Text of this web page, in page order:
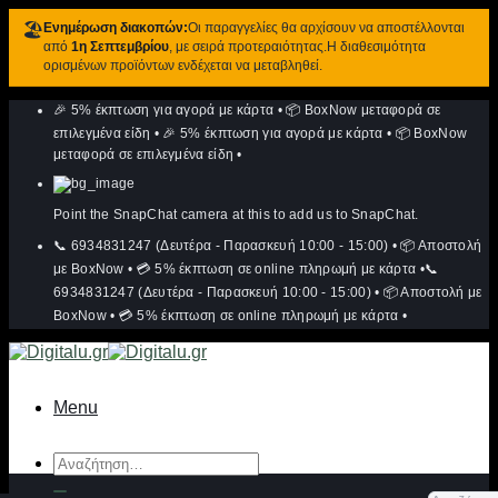
🏖️ Ενημέρωση διακοπών:Οι παραγγελίες θα αρχίσουν να αποστέλλονται
από 1η Σεπτεμβρίου, με σειρά προτεραιότητας.Η διαθεσιμότητα
ορισμένων προϊόντων ενδέχεται να μεταβληθεί.
περιεχόμενο
🎉 5% έκπτωση για αγορά με κάρτα • 📦 BoxNow μεταφορά σε
επιλεγμένα είδη • 🎉 5% έκπτωση για αγορά με κάρτα • 📦 BoxNow
μεταφορά σε επιλεγμένα είδη •
Point the SnapChat camera at this to add us to SnapChat.
📞 6934831247 (Δευτέρα - Παρασκευή 10:00 - 15:00) • 📦 Αποστολή
με BoxNow • 💳 5% έκπτωση σε online πληρωμή με κάρτα •📞
6934831247 (Δευτέρα - Παρασκευή 10:00 - 15:00) • 📦 Αποστολή με
BoxNow • 💳 5% έκπτωση σε online πληρωμή με κάρτα •
Menu
Αναζήτηση
για: